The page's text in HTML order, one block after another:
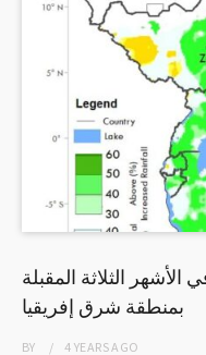
الثلاثة المقبلة
بمنطقة شرق إفريقيا
BY 4 YEARSAGO